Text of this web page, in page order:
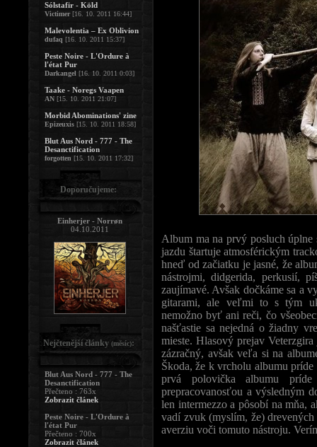
Album ma na prvý posluch
jazdu štartuje atmosférickým
hneď od začiatku je jasné, že
nástrojmi, didgerida, perkusií,
zaujímavé. Avšak dočkáme sa a
gitarami, ale veľmi to s tým
nemožno byť ani reči, čo
našťastie sa nejedná o žiadny
mieste. Hlasový prejav
zázračný, avšak veľa si na
Škoda, že k vrcholu albumu
prvá polovička albumu
prepracovanosťou a výsledným
len intermezzo a pôsobí na
vadí zvuk (myslím, že)
averziu voči tomuto nástroju.
Sólstafir - Köld
Victimer[16. 10. 2011 16:44]
Malevolentia – Ex Oblivion
dufaq [16. 10. 2011 15:37]
Peste Noire - L'Ordure à
l'état Pur
Darkangel [16. 10. 2011 0:03]
Taake - Noregs Vaapen
AN [15. 10. 2011 21:07]
Morbid Abominations' zine
Epizeuxis [15. 10. 2011 18:58]
Blut Aus Nord - 777 - The
Desanctification
forgotten [15. 10. 2011 17:32]
Doporučujeme:
Einherjer - Norrøn
04.10.2011
Nejčtenější články (měsíc):
Blut Aus Nord - 777 - The
Desanctification
Přečteno : 763x
Zobrazit článek
Peste Noire - L'Ordure à
l'état Pur
Přečteno : 700x
Zobrazit článek